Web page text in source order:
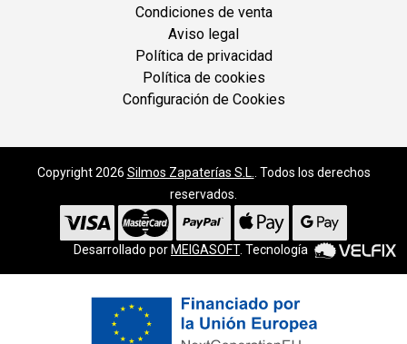
Condiciones de venta
Aviso legal
Política de privacidad
Política de cookies
Configuración de Cookies
Copyright 2026 Silmos Zapaterías S.L.
. Todos los derechos
reservados.
Desarrollado por MEIGASOFT. Tecnología